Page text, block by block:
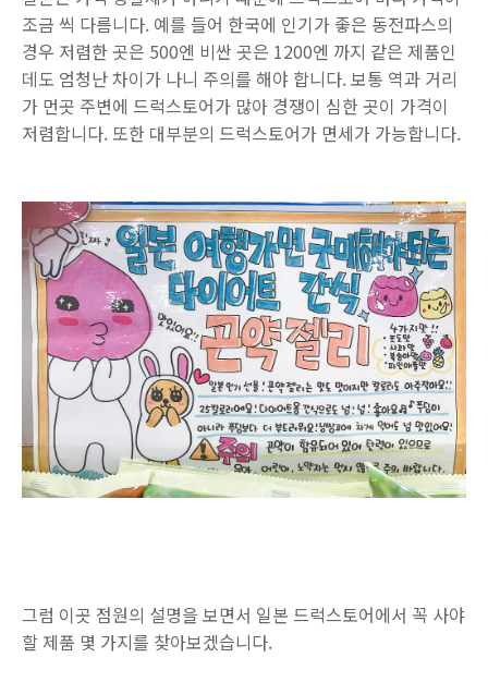
조금 씩 다름니다. 예를 들어 한국에 인기가 좋은 동전파스의
경우 저렴한 곳은 500엔 비싼 곳은 1200엔 까지 같은 제품인
데도 엄청난 차이가 나니 주의를 해야 합니다. 보통 역과 거리
가 먼곳 주변에 드럭스토어가 많아 경쟁이 심한 곳이 가격이
저렴합니다. 또한 대부분의 드럭스토어가 면세가 가능합니다.
그럼 이곳 점원의 설명을 보면서 일본 드럭스토어에서 꼭 사야
할 제품 몇 가지를 찾아보겠습니다.